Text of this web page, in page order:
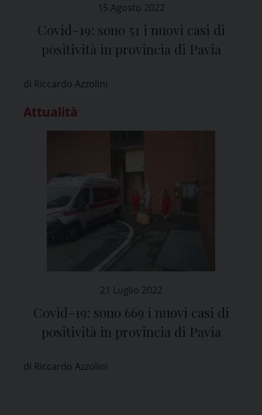
15 Agosto 2022
Covid-19: sono 51 i nuovi casi di
positività in provincia di Pavia
di Riccardo Azzolini
Attualità
21 Luglio 2022
Covid-19: sono 669 i nuovi casi di
positività in provincia di Pavia
di Riccardo Azzolini